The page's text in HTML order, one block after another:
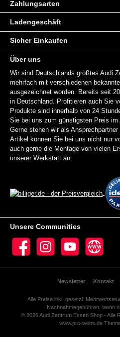
Zahlungsarten
Ladengeschäft
Sicher Einkaufen
Über uns
Wir sind Deutschlands größtes Audi
mehrfach mit verschiedenen
ausgezeichnet worden. Bereits seit
in Deutschland. Profitieren auch Sie
Produkte sind innerhalb von 24
Sie bei uns zum günstigsten Preis
Gerne stehen wir als
Artikel können Sie bei uns nicht nur
auch gerne die Montage von vielen
unserer Werkstatt an.
Unsere Communities
Facebook Instagram YouTube Website
Newsletter Kontakt
Alle Preise inkl. gesetzl.
Nachnahmegebühren, wenn
© 2026 Audi Zentrum Essen Shop - Alle
www.pro-webs.de